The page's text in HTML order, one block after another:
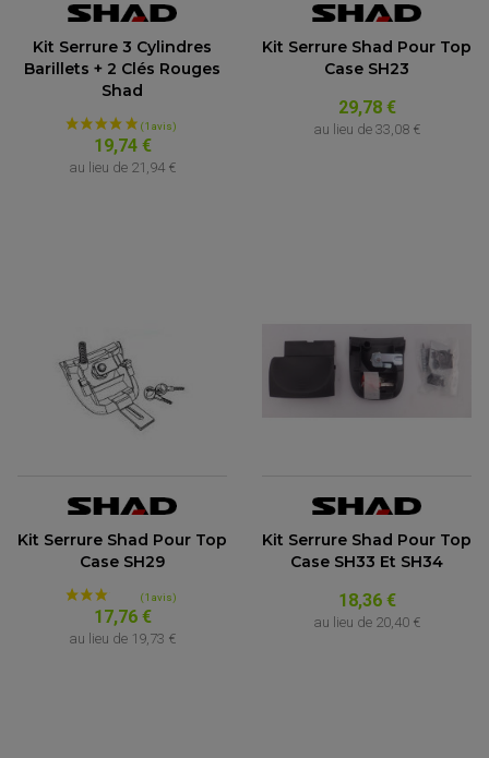
PARTIE CYCLE QUAD
Kit Serrure 3 Cylindres
Barillets + 2 Clés Rouges
Shad
19,74 €
au lieu de 21,94 €
Kit Serrure Shad Pour Top
Case SH23
29,78 €
au lieu de 33,08 €
Kit Serrure Shad Pour Top
Case SH29
17,76 €
au lieu de 19,73 €
Kit Serrure Shad Pour Top
Case SH33 Et SH34
18,36 €
au lieu de 20,40 €